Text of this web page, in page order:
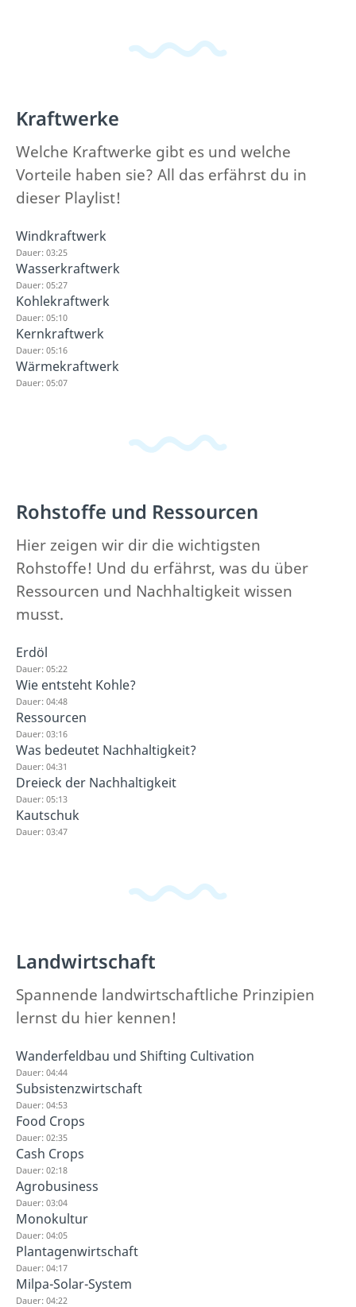
Kraftwerke
Welche Kraftwerke gibt es und welche
Vorteile haben sie? All das erfährst du in
dieser Playlist!
Windkraftwerk
Dauer: 03:25
Wasserkraftwerk
Dauer: 05:27
Kohlekraftwerk
Dauer: 05:10
Kernkraftwerk
Dauer: 05:16
Wärmekraftwerk
Dauer: 05:07
Rohstoffe und Ressourcen
Hier zeigen wir dir die wichtigsten
Rohstoffe! Und du erfährst, was du über
Ressourcen und Nachhaltigkeit wissen
musst.
Erdöl
Dauer: 05:22
Wie entsteht Kohle?
Dauer: 04:48
Ressourcen
Dauer: 03:16
Was bedeutet Nachhaltigkeit?
Dauer: 04:31
Dreieck der Nachhaltigkeit
Dauer: 05:13
Kautschuk
Dauer: 03:47
Landwirtschaft
Spannende landwirtschaftliche Prinzipien
lernst du hier kennen!
Wanderfeldbau und Shifting Cultivation
Dauer: 04:44
Subsistenzwirtschaft
Dauer: 04:53
Food Crops
Dauer: 02:35
Cash Crops
Dauer: 02:18
Agrobusiness
Dauer: 03:04
Monokultur
Dauer: 04:05
Plantagenwirtschaft
Dauer: 04:17
Milpa-Solar-System
Dauer: 04:22